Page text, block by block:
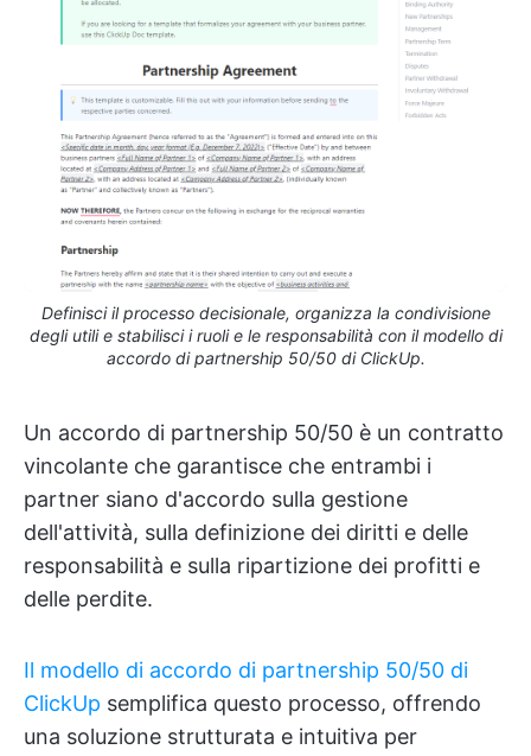
Definisci il processo decisionale, organizza la condivisione
degli utili e stabilisci i ruoli e le responsabilità con il modello di
accordo di partnership 50/50 di ClickUp.
Un accordo di partnership 50/50 è un contratto
vincolante che garantisce che entrambi i
partner siano d'accordo sulla gestione
dell'attività, sulla definizione dei diritti e delle
responsabilità e sulla ripartizione dei profitti e
delle perdite.
Il modello di accordo di partnership 50/50 di
ClickUp semplifica questo processo, offrendo
una soluzione strutturata e intuitiva per